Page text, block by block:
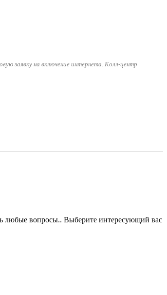
заявку на включение интернета. Колл-центр
любые вопросы.. Выберите интересующий вас